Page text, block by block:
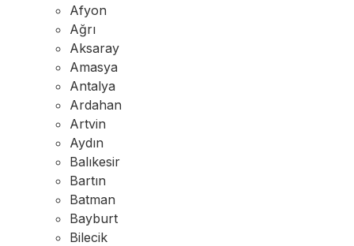
Afyon
Ağrı
Aksaray
Amasya
Antalya
Ardahan
Artvin
Aydın
Balıkesir
Bartın
Batman
Bayburt
Bilecik